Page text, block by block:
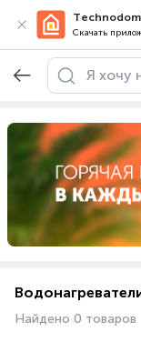
Скачать
Найдено 0 товаров